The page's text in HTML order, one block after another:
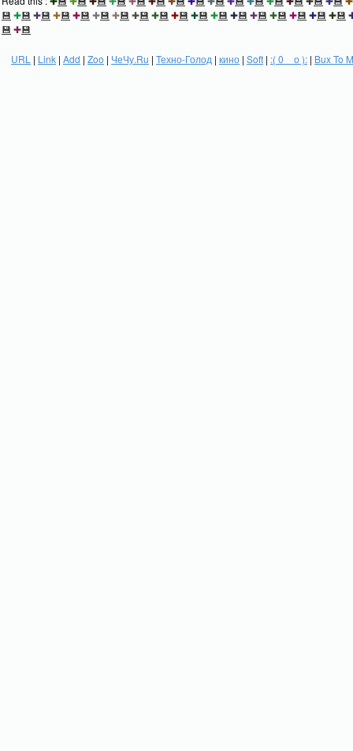
💾 ✚💾 ✚💾 ✚💾 ✚💾 ✚💾 ✚💾 ✚💾 ✚💾 ✚💾 ✚💾 ✚💾 ✚💾 ✚💾 ✚💾 ✚💾 ✚💾 ✚💾
💾 ✚💾
URL | Link | Add | Zoo | ЧеЧу.Ru | Техно-Голод | кино | Soft | :( 0 _ о ): | Bux To